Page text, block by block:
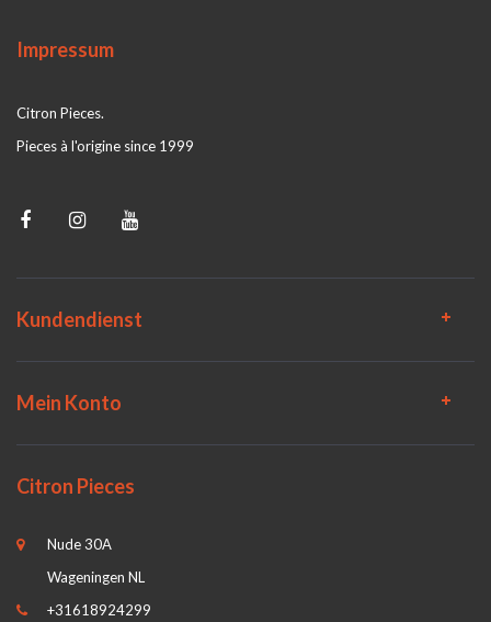
Impressum
Citron Pieces.
Pieces à l'origine since 1999
Kundendienst
Mein Konto
Citron Pieces
Nude 30A
Wageningen NL
+31618924299